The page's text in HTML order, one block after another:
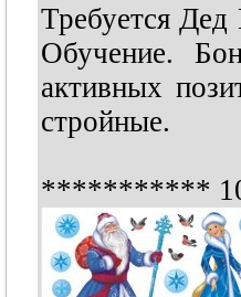
Требуется
Обучение.
активных
стройные.
***********